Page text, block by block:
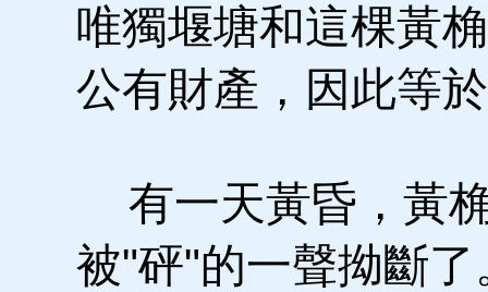
唯獨堰塘和這棵黃
公有財產，因此等
有一天黃昏，黃
被"砰"的一聲拗斷了